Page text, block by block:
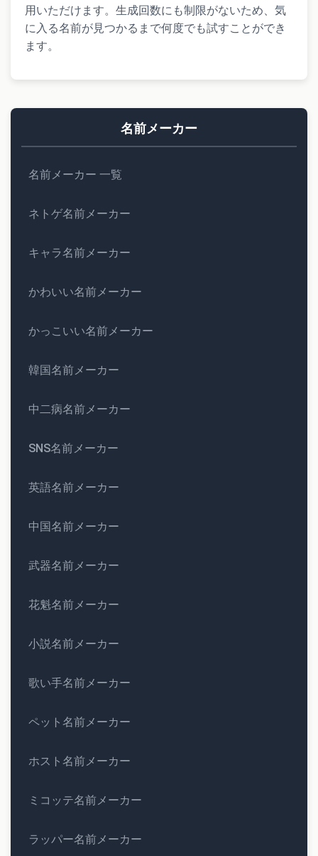
名前メーカー
名前メーカー 一覧
ネトゲ名前メーカー
キャラ名前メーカー
かわいい名前メーカー
かっこいい名前メーカー
韓国名前メーカー
中二病名前メーカー
SNS名前メーカー
英語名前メーカー
中国名前メーカー
武器名前メーカー
花魁名前メーカー
小説名前メーカー
歌い手名前メーカー
ペット名前メーカー
ホスト名前メーカー
ミコッテ名前メーカー
ラッパー名前メーカー
用いただけます。生成回数にも制限がないため、気
に入る名前が見つかるまで何度でも試すことができ
ます。